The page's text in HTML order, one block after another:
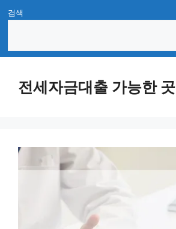
Skip
content
검색
전세자금대출 가능한 곳